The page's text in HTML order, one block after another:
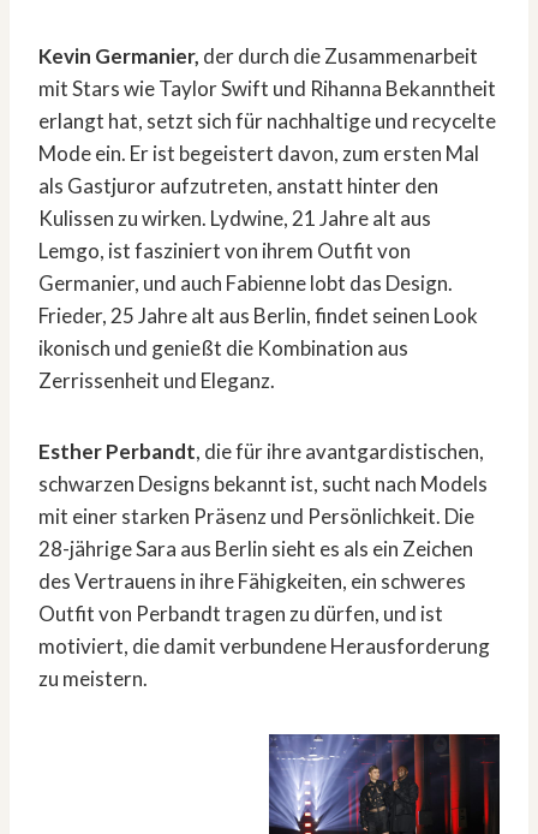
Kevin Germanier, der durch die Zusammenarbeit
mit Stars wie Taylor Swift und Rihanna Bekanntheit
erlangt hat, setzt sich für nachhaltige und recycelte
Mode ein. Er ist begeistert davon, zum ersten Mal
als Gastjuror aufzutreten, anstatt hinter den
Kulissen zu wirken. Lydwine, 21 Jahre alt aus
Lemgo, ist fasziniert von ihrem Outfit von
Germanier, und auch Fabienne lobt das Design.
Frieder, 25 Jahre alt aus Berlin, findet seinen Look
ikonisch und genießt die Kombination aus
Zerrissenheit und Eleganz.
Esther Perbandt, die für ihre avantgardistischen,
schwarzen Designs bekannt ist, sucht nach Models
mit einer starken Präsenz und Persönlichkeit. Die
28-jährige Sara aus Berlin sieht es als ein Zeichen
des Vertrauens in ihre Fähigkeiten, ein schweres
Outfit von Perbandt tragen zu dürfen, und ist
motiviert, die damit verbundene Herausforderung
zu meistern.